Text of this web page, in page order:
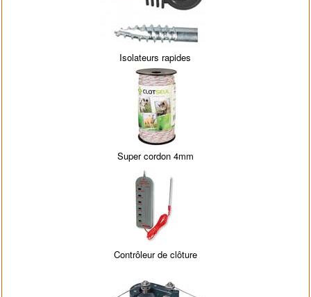
Isolateurs rapides
Super cordon 4mm
Contrôleur de clôture